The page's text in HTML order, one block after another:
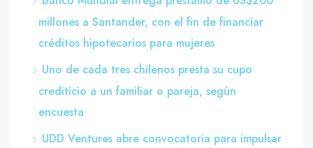
millones a Santander, con el fin de financiar
créditos hipotecarios para mujeres
Uno de cada tres chilenos presta su cupo
crediticio a un familiar o pareja, según
encuesta
UDD Ventures abre convocatoria para impulsar